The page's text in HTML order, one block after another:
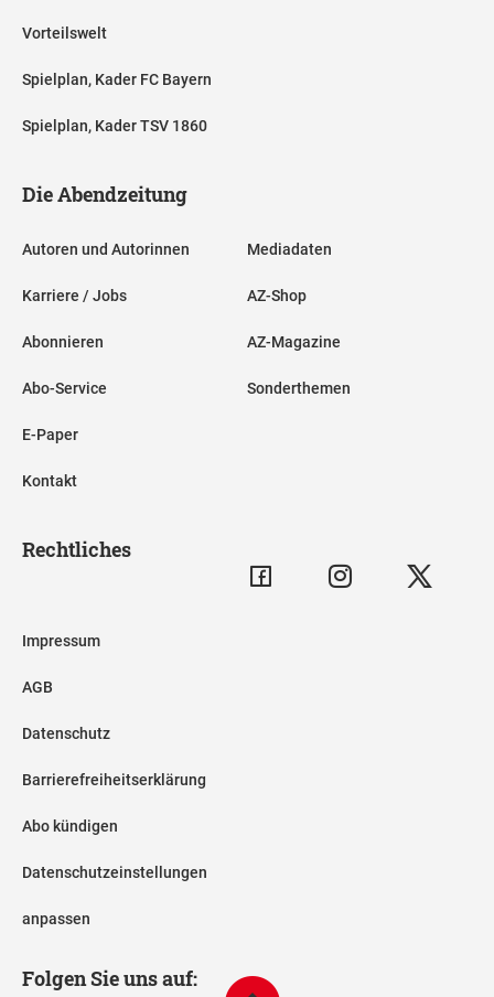
Vorteilswelt
Spielplan, Kader FC Bayern
Spielplan, Kader TSV 1860
Die Abendzeitung
Autoren und Autorinnen
Karriere / Jobs
Abonnieren
Abo-Service
E-Paper
Kontakt
Mediadaten
AZ-Shop
AZ-Magazine
Sonderthemen
Rechtliches
Impressum
AGB
Datenschutz
Barrierefreiheitserklärung
Abo kündigen
Datenschutzeinstellungen
anpassen
Folgen Sie uns auf: